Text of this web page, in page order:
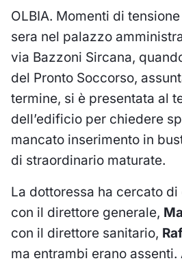
OLBIA. Momenti di
sera nel palazzo
via Bazzoni Sircana,
del Pronto Soccorso,
termine, si è presentata al
dell’edificio per chiedere
mancato inserimento in
di straordinario maturate.
La dottoressa ha cercato
con il direttore generale,
con il direttore sanitario,
ma entrambi erano assenti.